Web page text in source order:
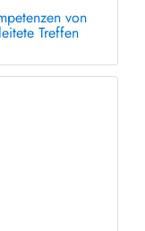
von
Treffen